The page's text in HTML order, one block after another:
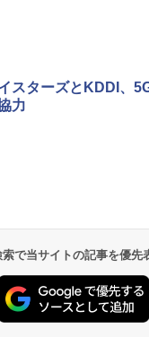
スターズとKDDI、
力
で当サイトの記事を優先